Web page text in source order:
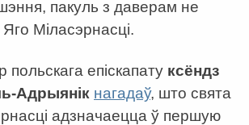
пакуль з даверам не
Міласэрнасці.
польскага епіскапату ксёндз
Адрыянік нагадаў, што свята
адзначаецца ў першую